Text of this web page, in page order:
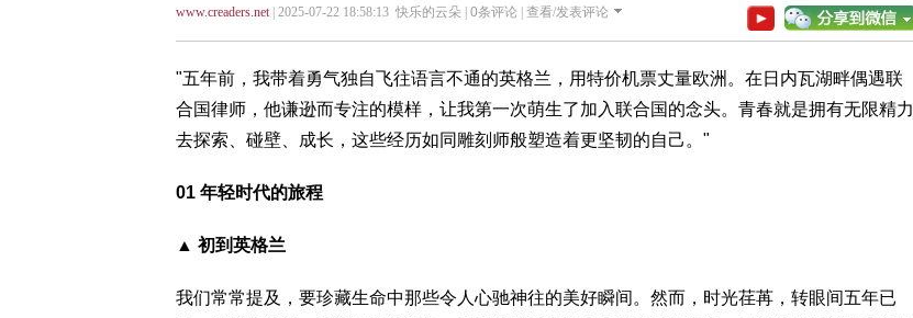
www.creaders.net| 2025-07-22 18:58:13 快乐的云朵 | 0条评论 | 查看/发表评论
"五年前，我带着勇气独自飞往语言不通的英格兰，用特价机票丈量欧洲。在日内瓦湖畔偶遇联
合国律师，他谦逊而专注的模样，让我第一次萌生了加入联合国的念头。青春就是拥有无限精力
去探索、碰壁、成长，这些经历如同雕刻师般塑造着更坚韧的自己。"
01 年轻时代的旅程
▲ 初到英格兰
我们常常提及，要珍藏生命中那些令人心驰神往的美好瞬间。然而，时光荏苒，转眼间五年已